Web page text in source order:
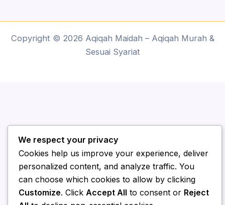
Copyright © 2026 Aqiqah Maidah – Aqiqah Murah &
Sesuai Syariat
We respect your privacy
Cookies help us improve your experience, deliver
personalized content, and analyze traffic. You
can choose which cookies to allow by clicking
Customize. Click Accept All to consent or Reject